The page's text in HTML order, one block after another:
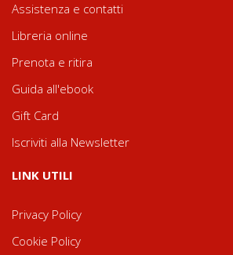
Assistenza e contatti
Libreria online
Prenota e ritira
Guida all'ebook
Gift Card
Iscriviti alla Newsletter
LINK UTILI
Privacy Policy
Cookie Policy